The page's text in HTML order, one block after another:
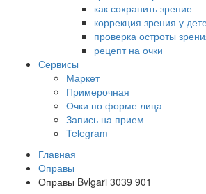
как сохранить зрение
коррекция зрения у
проверка остроты
рецепт на очки
Сервисы
Маркет
Примерочная
Очки по форме лица
Запись на прием
Telegram
Главная
Оправы
Оправы Bvlgari 3039 901